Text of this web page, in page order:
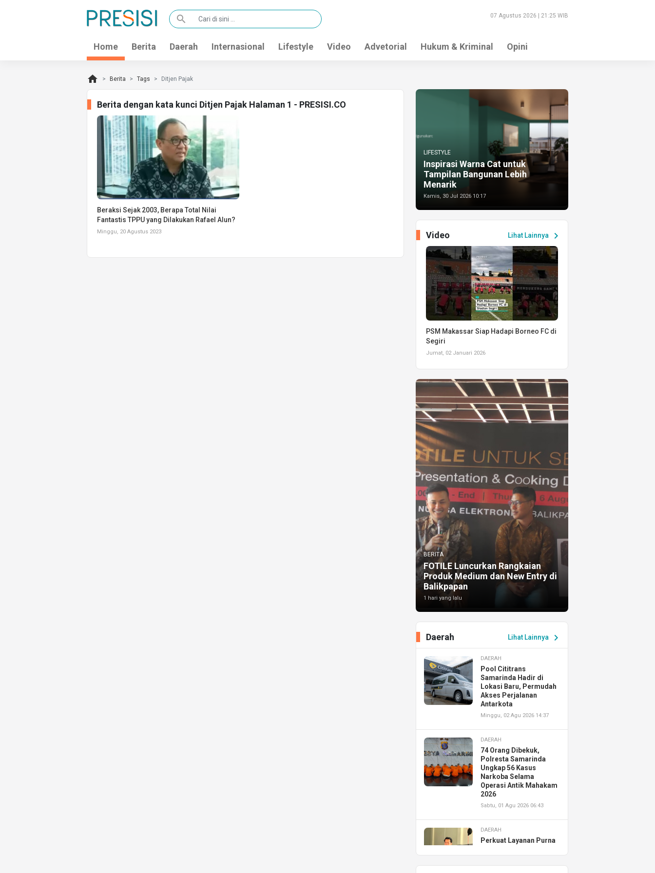
search 07 Agustus 2026 | 21:25 WIB
Home Berita Daerah Internasional Lifestyle Video Advetorial Hukum & Kriminal Opini
home Berita Tags Ditjen Pajak
Berita dengan kata kunci Ditjen Pajak Halaman 1 - PRESISI.CO
Beraksi Sejak 2003, Berapa Total Nilai
Fantastis TPPU yang Dilakukan Rafael Alun?
Minggu, 20 Agustus 2023
LIFESTYLE
Inspirasi Warna Cat untuk
Tampilan Bangunan Lebih
Menarik
Kamis, 30 Jul 2026 10:17
Lihat Lainnya chevron_right
Video
PSM Makassar Siap Hadapi Borneo FC di
Segiri
Jumat, 02 Januari 2026
BERITA
FOTILE Luncurkan Rangkaian
Produk Medium dan New Entry di
Balikpapan
1 hari yang lalu
Lihat Lainnya chevron_right
Daerah
DAERAH
Pool Cititrans
Samarinda Hadir di
Lokasi Baru, Permudah
Akses Perjalanan
Antarkota
Minggu, 02 Agu 2026 14:37
DAERAH
74 Orang Dibekuk,
Polresta Samarinda
Ungkap 56 Kasus
Narkoba Selama
Operasi Antik Mahakam
2026
Sabtu, 01 Agu 2026 06:43
DAERAH
Perkuat Layanan Purna
Resmikan AHASS